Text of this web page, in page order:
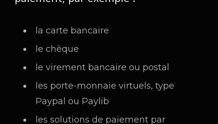
la carte bancaire
le chèque
le virement bancaire ou postal
les porte-monnaie virtuels, type
Paypal ou Paylib
les solutions de paiement par